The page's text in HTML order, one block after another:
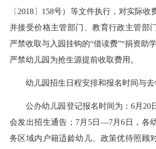
〔2018〕158号）等文件执行，对实际收
并接受价格主管部门、教育行政主管部
严禁收取与入园挂钩的“借读费”“捐资助学
严禁幼儿园为抢生源提前收取费用。
幼儿园招生日程安排和报名时间与去
公办幼儿园登记报名时间为：6月20
会发出招生通告；7月5日—7月6日，各
务区域内户籍适龄幼儿、政策优待照顾